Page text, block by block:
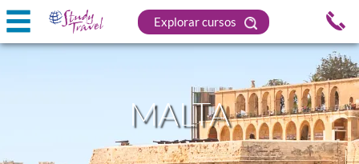
Explorar cursos
MALTA